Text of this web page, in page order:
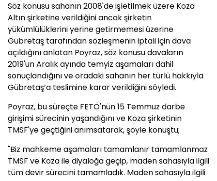
Söz konusu sahanın 2008'de işletilmek üzere Koza
Altın şirketine verildiğini ancak şirketin
yükümlülüklerini yerine getirmemesi üzerine
Gübretaş tarafından sözleşmenin iptali için dava
açıldığını anlatan Poyraz, söz konusu davaların
2019'un Aralık ayında temyiz aşamaları dahil
sonuçlandığını ve oradaki sahanın her türlü hakkıyla
Gübretaş’a teslimine karar verildiğini söyledi.
Poyraz, bu süreçte FETÖ'nün 15 Temmuz darbe
girişimi sürecinin yaşandığını ve Koza şirketinin
TMSF'ye geçtiğini anımsatarak, şöyle konuştu;
"Biz mahkeme aşamaları tamamlanır tamamlanmaz
TMSF ve Koza ile diyaloğa geçip, maden sahasıyla ilgili
tüm devir sürecini tamamladık. Maden sahasıyla ilgili